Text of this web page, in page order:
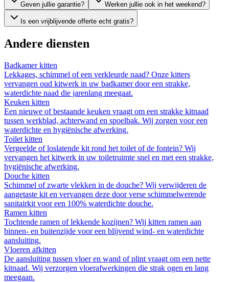
Geven jullie garantie? Werken jullie ook in het weekend?
Is een vrijblijvende offerte echt gratis?
Andere diensten
Badkamer kitten
Lekkages, schimmel of een verkleurde naad? Onze kitters
vervangen oud kitwerk in uw badkamer door een strakke,
waterdichte naad die jarenlang meegaat.
Keuken kitten
Een nieuwe of bestaande keuken vraagt om een strakke kitnaad
tussen werkblad, achterwand en spoelbak. Wij zorgen voor een
waterdichte en hygiënische afwerking.
Toilet kitten
Vergeelde of loslatende kit rond het toilet of de fontein? Wij
vervangen het kitwerk in uw toiletruimte snel en met een strakke,
hygiënische afwerking.
Douche kitten
Schimmel of zwarte vlekken in de douche? Wij verwijderen de
aangetaste kit en vervangen deze door verse schimmelwerende
sanitairkit voor een 100% waterdichte douche.
Ramen kitten
Tochtende ramen of lekkende kozijnen? Wij kitten ramen aan
binnen- en buitenzijde voor een blijvend wind- en waterdichte
aansluiting.
Vloeren afkitten
De aansluiting tussen vloer en wand of plint vraagt om een nette
kitnaad. Wij verzorgen vloerafwerkingen die strak ogen en lang
meegaan.